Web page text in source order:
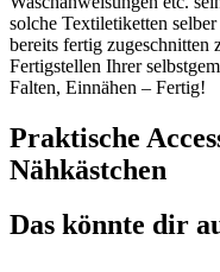
solche Textiletiketten
bereits fertig zugeschnitten
Fertigstellen Ihrer
Falten, Einnähen – Fertig!
Praktische
Nähkästchen
Das könnte dir